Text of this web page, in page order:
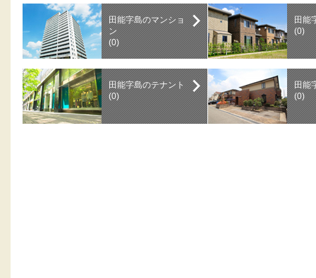
田能字島のマンショ
ン
(0)
田能
(0)
田能字島のテナント
(0)
田能
(0)